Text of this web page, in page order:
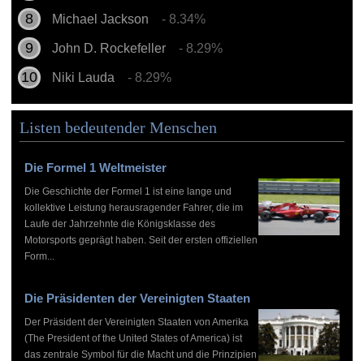
Michael Jackson - 8.34%
John D. Rockefeller - 8.29%
Niki Lauda - 8.29%
Listen bedeutender Menschen
Die Formel 1 Weltmeister
Die Geschichte der Formel 1 ist eine lange und
kollektive Leistung herausragender Fahrer, die im
Laufe der Jahrzehnte die Königsklasse des
Motorsports geprägt haben. Seit der ersten offiziellen
Form...
Die Präsidenten der Vereinigten Staaten
Der Präsident der Vereinigten Staaten von Amerika
(The President of the United States of America) ist
das zentrale Symbol für die Macht und die Prinzipien